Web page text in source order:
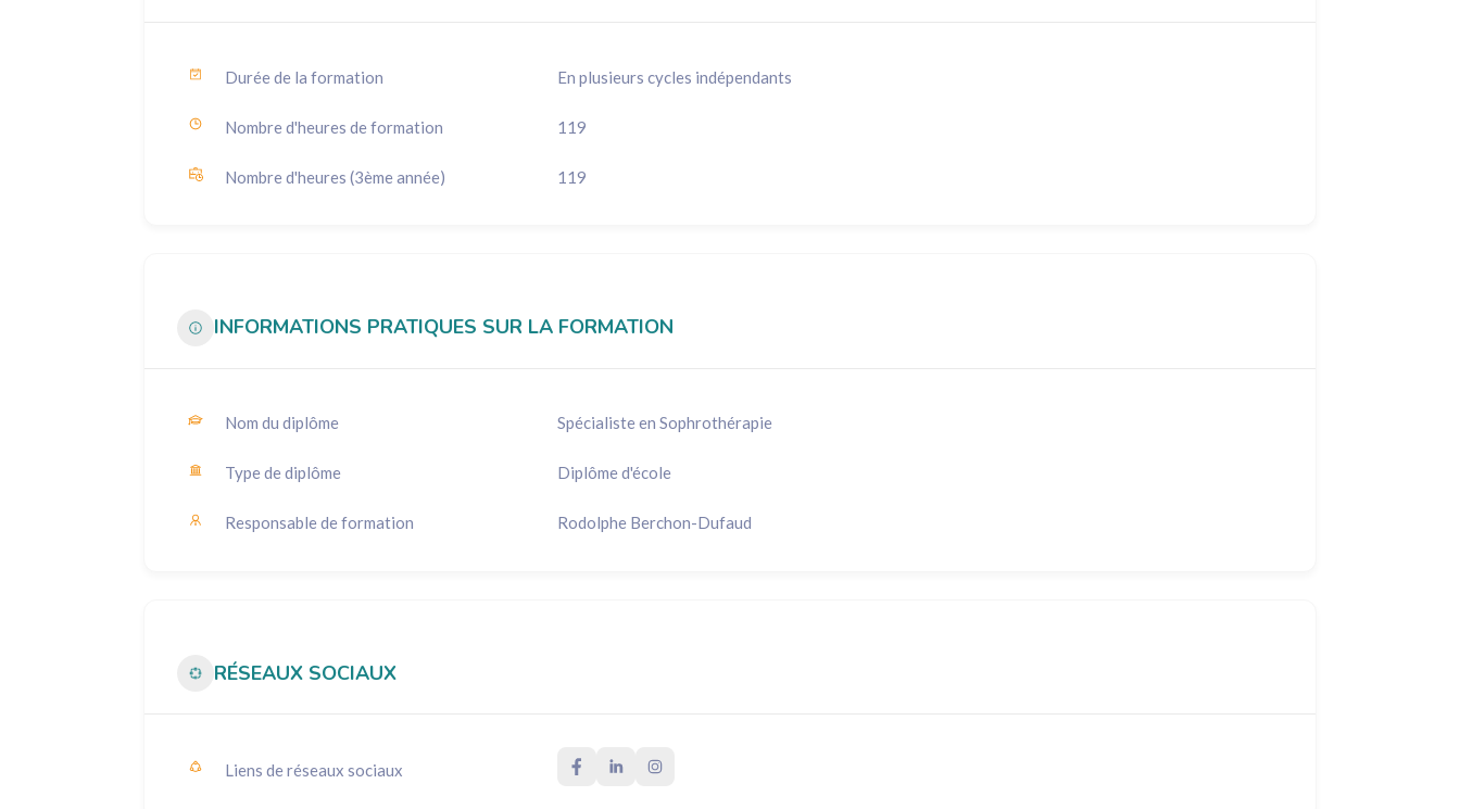
Durée de la formation En plusieurs cycles indépendants
Nombre d'heures de formation 119
Nombre d'heures (3ème année) 119
INFORMATIONS PRATIQUES SUR LA FORMATION
Nom du diplôme Spécialiste en Sophrothérapie
Type de diplôme Diplôme d'école
Responsable de formation Rodolphe Berchon-Dufaud
RÉSEAUX SOCIAUX
Liens de réseaux sociaux